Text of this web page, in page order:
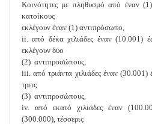
Κοινότητες με πληθυσμό από έναν
κατοίκους
εκλέγουν έναν (1) αντιπρόσωπο,
ii. από δέκα χιλιάδες έναν (10.001)
εκλέγουν δύο
(2) αντιπροσώπους,
iii. από τριάντα χιλιάδες έναν (30.001)
τρεις
(3) αντιπροσώπους,
iv. από εκατό χιλιάδες έναν
(300.000), τέσσερις